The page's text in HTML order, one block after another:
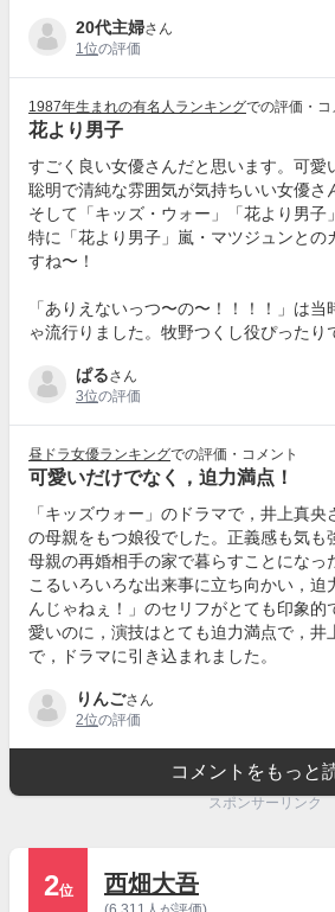
20代主婦さん
1位の評価
1987年生まれの有名人ランキングでの評価・コ
花より男子
すごく良い女優さんだと思います。可愛
聡明で清純な雰囲気が気持ちいい女優さ
そして「キッズ・ウォー」「花より男子
特に「花より男子」嵐・マツジュンとの
すね〜！
「ありえないっつ〜の〜！！！！」は
ゃ流行りました。牧野つくし役ぴったり
ぱるさん
3位の評価
昼ドラ女優ランキングでの評価・コメント
可愛いだけでなく，迫力満点！
「キッズウォー」のドラマで，井上真
の母親をもつ娘役でした。正義感も気も
母親の再婚相手の家で暮らすことになっ
こるいろいろな出来事に立ち向かい，迫
んじゃねぇ！」のセリフがとても印象的
愛いのに，演技はとても迫力満点で，井
で，ドラマに引き込まれました。
りんごさん
2位の評価
コメントをもっと
スポンサーリンク
2位 西畑大吾